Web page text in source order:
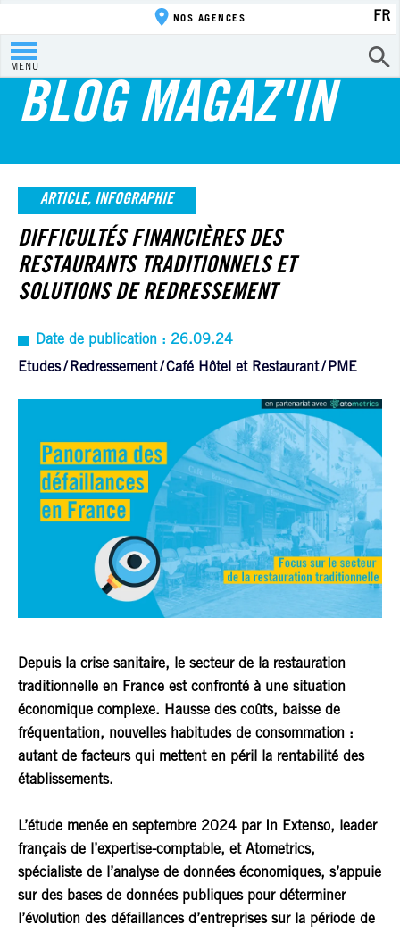
MENU
NOS AGENCES FR
BLOG MAGAZ'IN
ARTICLE, INFOGRAPHIE
DIFFICULTÉS FINANCIÈRES DES
RESTAURANTS TRADITIONNELS ET
SOLUTIONS DE REDRESSEMENT
Date de publication : 26.09.24
Etudes
Redressement Café Hôtel et Restaurant PME
Depuis la crise sanitaire, le secteur de la restauration
traditionnelle en France est confronté à une situation
économique complexe. Hausse des coûts, baisse de
fréquentation, nouvelles habitudes de consommation :
autant de facteurs qui mettent en péril la rentabilité des
établissements.
L’étude menée en septembre 2024 par In Extenso, leader
français de l’expertise-comptable, et Atometrics,
spécialiste de l’analyse de données économiques, s’appuie
sur des bases de données publiques pour déterminer
l’évolution des défaillances d’entreprises sur la période de